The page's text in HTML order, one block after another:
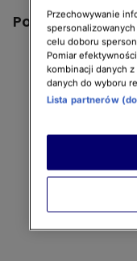
Pozostałe
Przechowywanie
celu doboru
Pomiar
kombinacji danych
danych do wyboru
Lista partnerów